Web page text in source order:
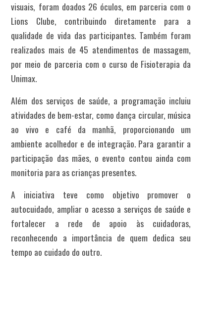
visuais, foram doados 26 óculos, em parceria com o
Lions Clube, contribuindo diretamente para a
qualidade de vida das participantes. Também foram
realizados mais de 45 atendimentos de massagem,
por meio de parceria com o curso de Fisioterapia da
Unimax.
Além dos serviços de saúde, a programação incluiu
atividades de bem-estar, como dança circular, música
ao vivo e café da manhã, proporcionando um
ambiente acolhedor e de integração. Para garantir a
participação das mães, o evento contou ainda com
monitoria para as crianças presentes.
A iniciativa teve como objetivo promover o
autocuidado, ampliar o acesso a serviços de saúde e
fortalecer a rede de apoio às cuidadoras,
reconhecendo a importância de quem dedica seu
tempo ao cuidado do outro.